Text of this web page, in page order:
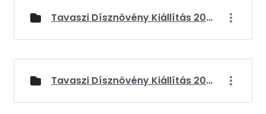
Tavaszi Dísznövény Kiállítás 2024
Tavaszi Dísznövény Kiállítás 2025